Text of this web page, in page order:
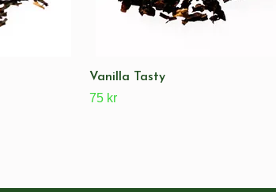
Vanilla Tasty
75 kr